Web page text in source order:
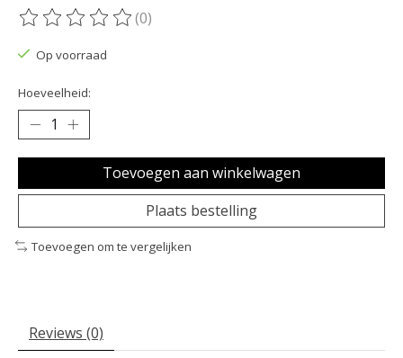
De beoordeling van dit product is
(0)
Op voorraad
Hoeveelheid:
Toevoegen aan winkelwagen
Plaats bestelling
Toevoegen om te vergelijken
Reviews (0)